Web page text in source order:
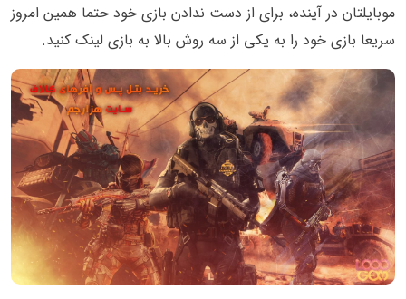
موبایلتان در آینده، برای از دست ندادن بازی خود حتما همین امروز
سریعا بازی خود را به یکی از سه روش بالا به بازی لینک کنید.